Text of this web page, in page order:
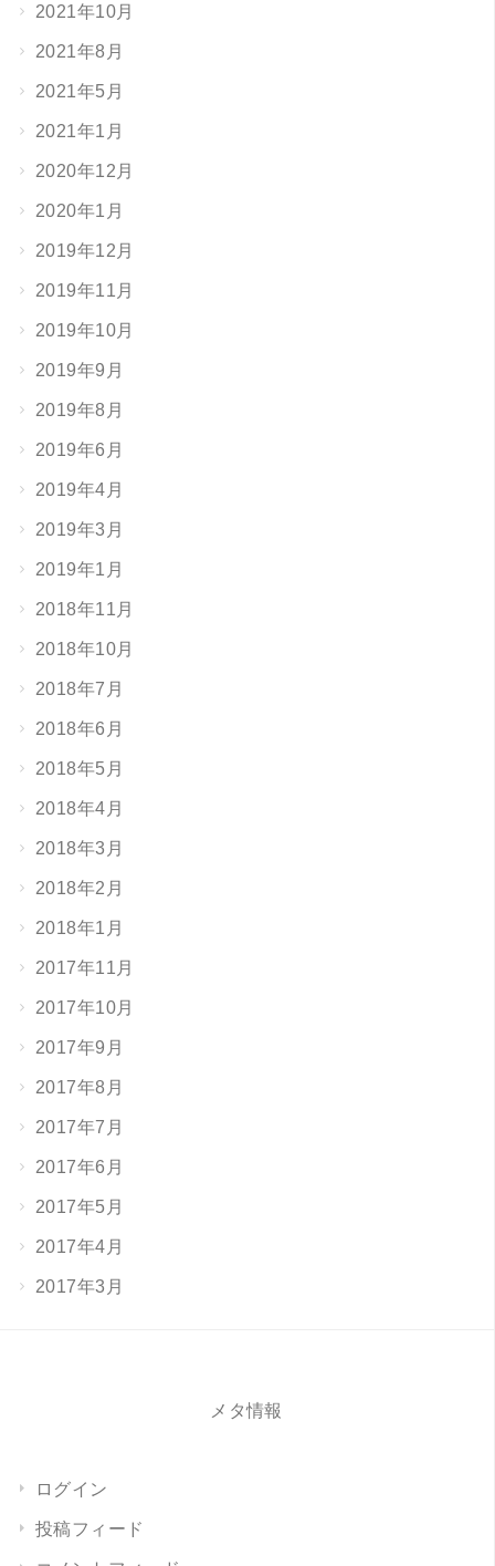
2021年10月
2021年8月
2021年5月
2021年1月
2020年12月
2020年1月
2019年12月
2019年11月
2019年10月
2019年9月
2019年8月
2019年6月
2019年4月
2019年3月
2019年1月
2018年11月
2018年10月
2018年7月
2018年6月
2018年5月
2018年4月
2018年3月
2018年2月
2018年1月
2017年11月
2017年10月
2017年9月
2017年8月
2017年7月
2017年6月
2017年5月
2017年4月
2017年3月
メタ情報
ログイン
投稿フィード